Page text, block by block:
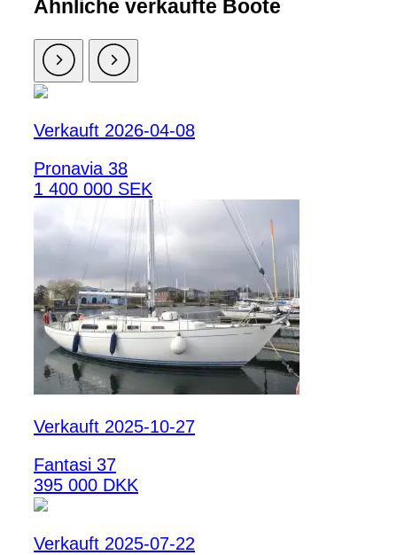
Ähnliche verkaufte Boote
Verkauft 2026-04-08
Pronavia 38
1 400 000 SEK
Verkauft 2025-10-27
Fantasi 37
395 000 DKK
Verkauft 2025-07-22